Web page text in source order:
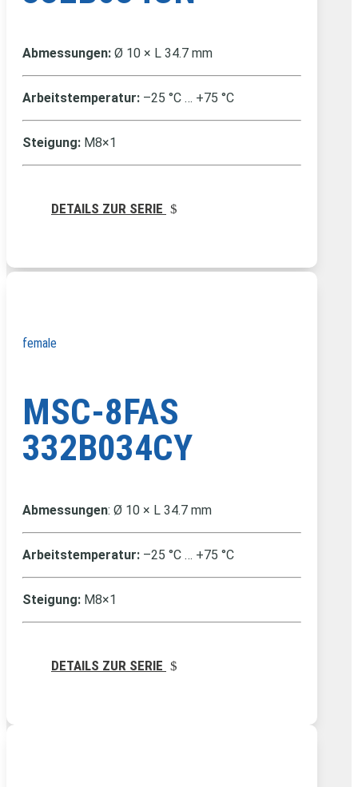
Abmessungen: Ø 10 × L 34.7 mm
Arbeitstemperatur: –25 °C … +75 °C
Steigung: M8×1
DETAILS ZUR SERIE
female
MSC-8FAS
332B034CY
Abmessungen: Ø 10 × L 34.7 mm
Arbeitstemperatur: –25 °C … +75 °C
Steigung: M8×1
DETAILS ZUR SERIE